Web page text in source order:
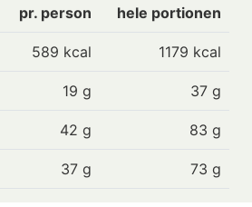
pr. person hele portionen
589 kcal 1179 kcal
19 g 37 g
42 g 83 g
37 g 73 g